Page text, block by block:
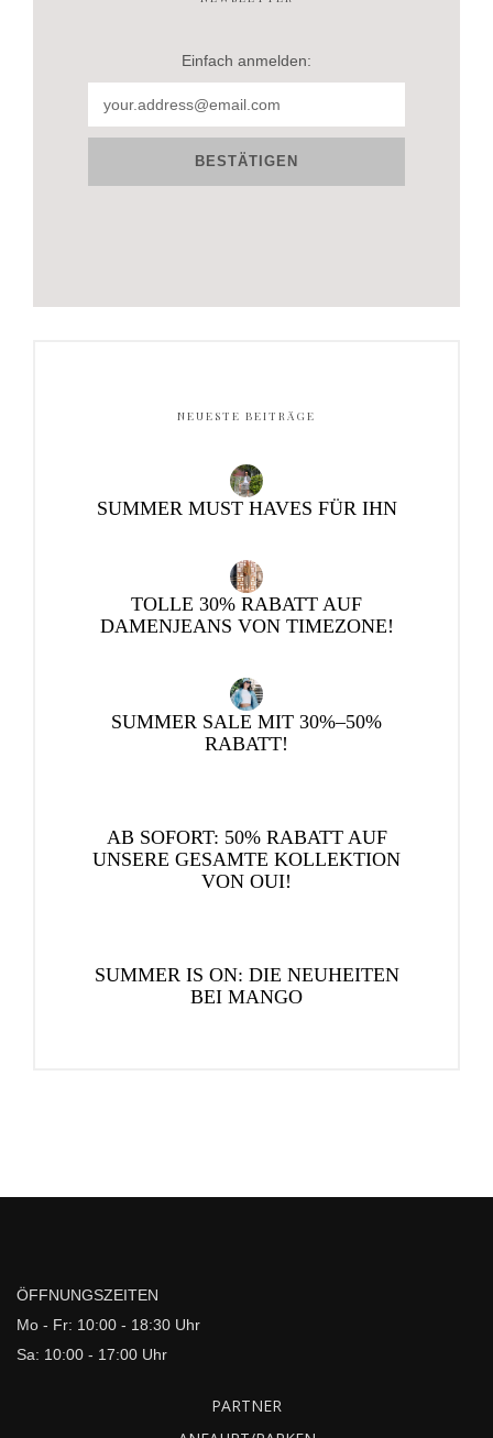
Einfach anmelden:
NEUESTE BEITRÄGE
SUMMER MUST HAVES FÜR IHN
TOLLE 30% RABATT AUF
DAMENJEANS VON TIMEZONE!
SUMMER SALE MIT 30%–50%
RABATT!
AB SOFORT: 50% RABATT AUF
UNSERE GESAMTE KOLLEKTION
VON OUI!
SUMMER IS ON: DIE NEUHEITEN
BEI MANGO
ÖFFNUNGSZEITEN
Mo - Fr: 10:00 - 18:30 Uhr
Sa: 10:00 - 17:00 Uhr
PARTNER